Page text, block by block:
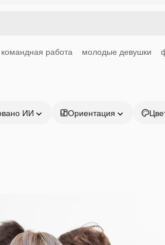
командная работа молодые девушки
ИИ Ориентация